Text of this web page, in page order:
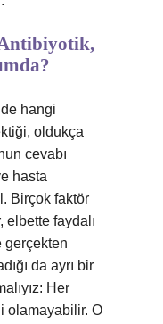
hangi
oldukça
cevabı
hasta
Birçok faktör
elbette faydalı
gerçekten
da ayrı bir
Her
olamayabilir. O